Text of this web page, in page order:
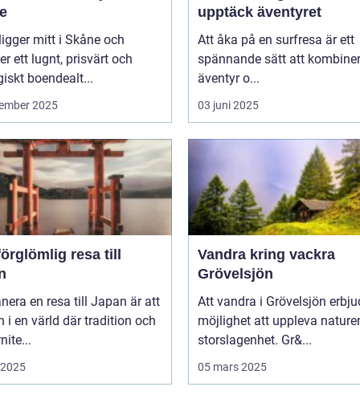
mitt i Skåne och
ett lugnt, prisvärt och
boendealt...
2025
upptäck äventyret
Att åka på en surfresa är ett
spännande sätt att
äventyr o...
03 juni 2025
resa till
en resa till Japan är att
i en värld där tradition och
Vandra kring vackra
Grövelsjön
Att vandra i Grövelsjön
möjlighet att uppleva
storslagenhet. Gr&...
05 mars 2025